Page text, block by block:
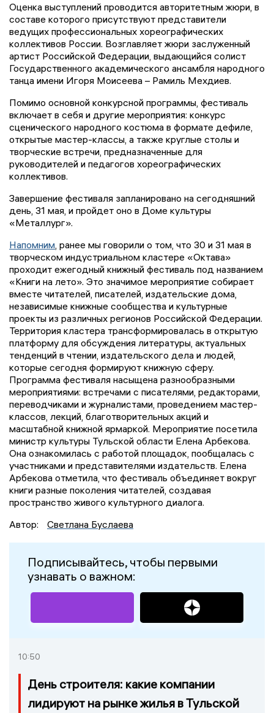
Оценка выступлений проводится авторитетным жюри, в
составе которого присутствуют представители
ведущих профессиональных хореографических
коллективов России. Возглавляет жюри заслуженный
артист Российской Федерации, выдающийся солист
Государственного академического ансамбля народного
танца имени Игоря Моисеева – Рамиль Мехдиев.
Помимо основной конкурсной программы, фестиваль
включает в себя и другие мероприятия: конкурс
сценического народного костюма в формате дефиле,
открытые мастер-классы, а также круглые столы и
творческие встречи, предназначенные для
руководителей и педагогов хореографических
коллективов.
Завершение фестиваля запланировано на сегодняшний
день, 31 мая, и пройдет оно в Доме культуры
«Металлург».
Напомним, ранее мы говорили о том, что 30 и 31 мая в
творческом индустриальном кластере «Октава»
проходит ежегодный книжный фестиваль под названием
«Книги на лето». Это значимое мероприятие собирает
вместе читателей, писателей, издательские дома,
независимые книжные сообщества и культурные
проекты из различных регионов Российской Федерации.
Территория кластера трансформировалась в открытую
платформу для обсуждения литературы, актуальных
тенденций в чтении, издательского дела и людей,
которые сегодня формируют книжную сферу.
Программа фестиваля насыщена разнообразными
мероприятиями: встречами с писателями, редакторами,
переводчиками и журналистами, проведением мастер-
классов, лекций, благотворительных акций и
масштабной книжной ярмаркой. Мероприятие посетила
министр культуры Тульской области Елена Арбекова.
Она ознакомилась с работой площадок, пообщалась с
участниками и представителями издательств. Елена
Арбекова отметила, что фестиваль объединяет вокруг
книги разные поколения читателей, создавая
пространство живого культурного диалога.
Автор:
Светлана Буслаева
Подписывайтесь, чтобы первыми
узнавать о важном:
10:50
День строителя: какие компании
лидируют на рынке жилья в Тульской